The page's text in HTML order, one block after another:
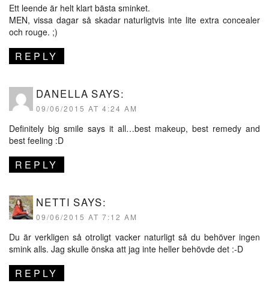
Ett leende är helt klart bästa sminket.
MEN, vissa dagar så skadar naturligtvis inte lite extra concealer
och rouge. ;)
REPLY
DANELLA SAYS:
09/06/2015 AT 4:24 AM
Definitely big smile says it all…best makeup, best remedy and
best feeling :D
REPLY
NETTI SAYS:
09/06/2015 AT 7:12 AM
Du är verkligen så otroligt vacker naturligt så du behöver ingen
smink alls. Jag skulle önska att jag inte heller behövde det :-D
REPLY